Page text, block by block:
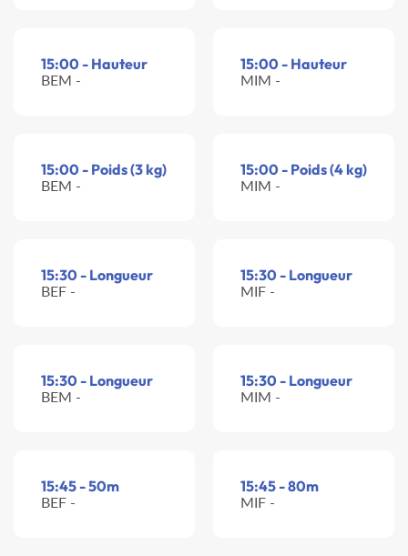
15:00 - Hauteur
BEM -
15:00 - Hauteur
MIM -
15:00 - Poids (3 kg)
BEM -
15:00 - Poids (4 kg)
MIM -
15:30 - Longueur
BEF -
15:30 - Longueur
MIF -
15:30 - Longueur
BEM -
15:30 - Longueur
MIM -
15:45 - 50m
BEF -
15:45 - 80m
MIF -